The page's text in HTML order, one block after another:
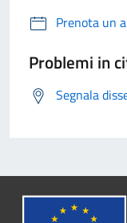
Prenota un
Problemi in
Segnala